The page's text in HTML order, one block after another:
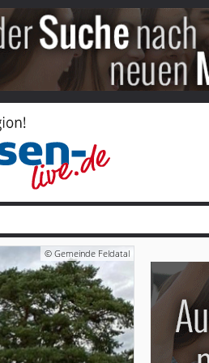
© Gemeinde Feldatal